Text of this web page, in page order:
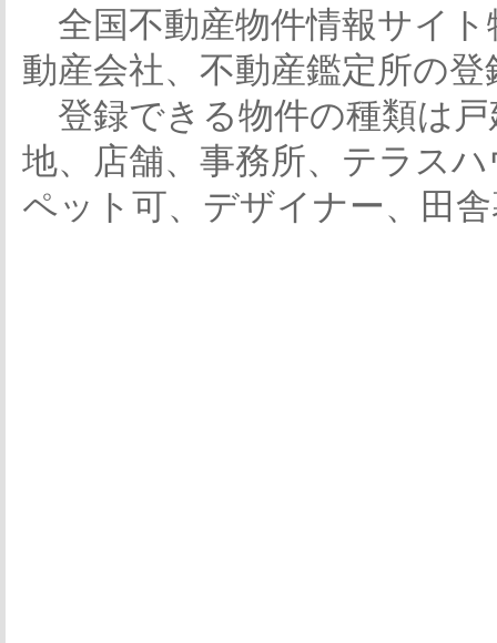
全国不動産物件情報サイト
動産会社、不動産鑑定所の
登録できる物件の種類は
地、店舗、事務所、テラス
ペット可、デザイナー、田